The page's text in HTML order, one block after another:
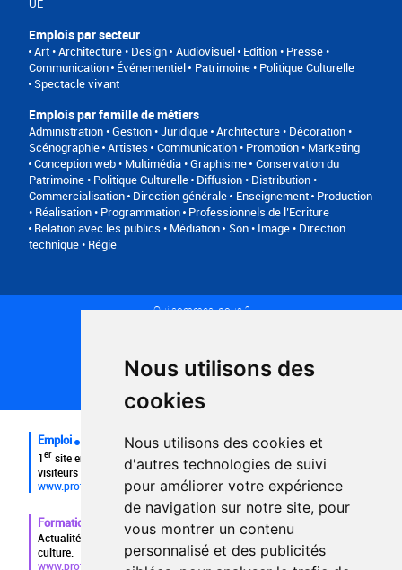
Nous utilisons des
cookies
Nous utilisons des cookies et
d'autres technologies de suivi
pour améliorer votre expérience
de navigation sur notre site, pour
vous montrer un contenu
personnalisé et des publicités
UE
Emplois par secteur
Art • Architecture • Design Audiovisuel Edition • Presse •
Communication Événementiel
Patrimoine • Politique Culturelle
Spectacle vivant
Emplois par famille de métiers
Administration • Gestion • Juridique Architecture • Décoration •
Scénographie Artistes
Communication • Promotion • Marketing
Conception web • Multimédia • Graphisme Conservation du
Patrimoine • Politique Culturelle Diffusion • Distribution •
Commercialisation Direction générale Enseignement Production
• Réalisation • Programmation Professionnels de l’Ecriture
Relation avec les publics • Médiation
Son • Image • Direction
technique • Régie
Qui sommes-nous ?
Plan du site
FAQ recruteurs
FAQ
Emploi
1er site emploi du secteur culturel 784.000 visites et 230.000
visiteurs uniques par mois.
www.profilculture.com
Formation
Actualités, guide et annuaire des formations aux métiers de la
culture.
www.profilculture-formation.com